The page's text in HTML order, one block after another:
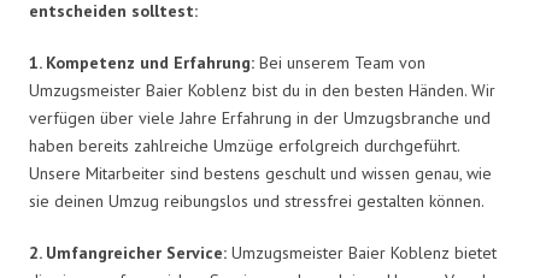
entscheiden solltest:
1. Kompetenz und Erfahrung: Bei unserem Team von
Umzugsmeister Baier Koblenz bist du in den besten Händen. Wir
verfügen über viele Jahre Erfahrung in der Umzugsbranche und
haben bereits zahlreiche Umzüge erfolgreich durchgeführt.
Unsere Mitarbeiter sind bestens geschult und wissen genau, wie
sie deinen Umzug reibungslos und stressfrei gestalten können.
2. Umfangreicher Service: Umzugsmeister Baier Koblenz bietet